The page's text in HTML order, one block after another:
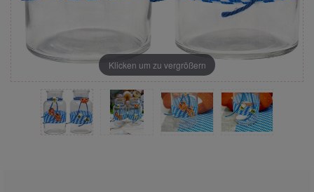
Klicken um zu vergrößern